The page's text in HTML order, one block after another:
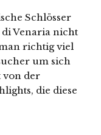
Schlösser
di Venaria nicht
richtig viel
um sich
von der
die diese